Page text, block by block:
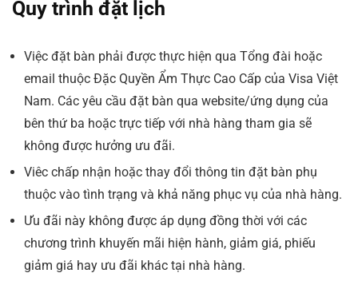
Quy trình đặt lịch
Việc đặt bàn phải được thực hiện qua Tổng đài hoặc
email thuộc Đặc Quyền Ẩm Thực Cao Cấp của Visa Việt
Nam. Các yêu cầu đặt bàn qua website/ứng dụng của
bên thứ ba hoặc trực tiếp với nhà hàng tham gia sẽ
không được hưởng ưu đãi.
Viêc chấp nhận hoặc thay đổi thông tin đặt bàn phụ
thuộc vào tình trạng và khả năng phục vụ của nhà hàng.
Ưu đãi này không được áp dụng đồng thời với các
chương trình khuyến mãi hiện hành, giảm giá, phiếu
giảm giá hay ưu đãi khác tại nhà hàng.